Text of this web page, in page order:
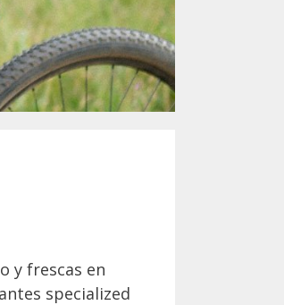
y frescas en
specialized